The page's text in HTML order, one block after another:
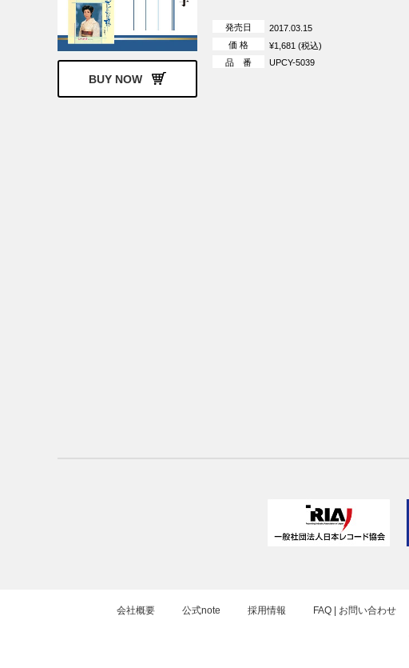
BUY NOW
発売日
2017.03.15
価 格
¥1,681 (税込)
品 番
UPCY-5039
会社概要 公式note 採用情報 FAQ | お問い合わせ